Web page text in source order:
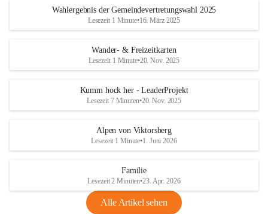
Wahlergebnis der Gemeindevertretungswahl 2025
Lesezeit 1 Minute•16. März 2025
Wander- & Freizeitkarten
Lesezeit 1 Minute•20. Nov. 2025
Kumm hock her - LeaderProjekt
Lesezeit 7 Minuten•20. Nov. 2025
Alpen von Viktorsberg
Lesezeit 1 Minute•1. Juni 2026
Familie
Lesezeit 2 Minuten•23. Apr. 2026
Alle Artikel sehen